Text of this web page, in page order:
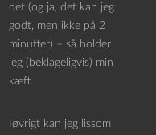
det (og ja, det kan jeg
godt, men ikke på 2
minutter) – så holder
jeg (beklageligvis) min
kæft.
Iøvrigt kan jeg lissom